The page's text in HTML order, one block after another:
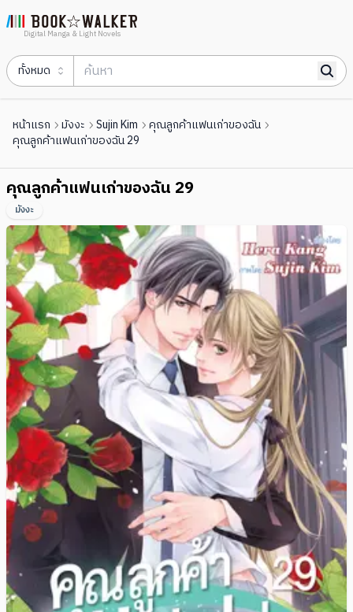
Digital Manga & Light Novels
ทั้งหมด
หน้าแรก มังงะ Sujin Kim
คุณลูกค้าแฟนเก่าของฉัน
คุณลูกค้าแฟนเก่าของฉัน 29
คุณลูกค้าแฟนเก่าของฉัน 29
มังงะ